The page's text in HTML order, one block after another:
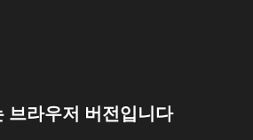
브라우저 버전입니다